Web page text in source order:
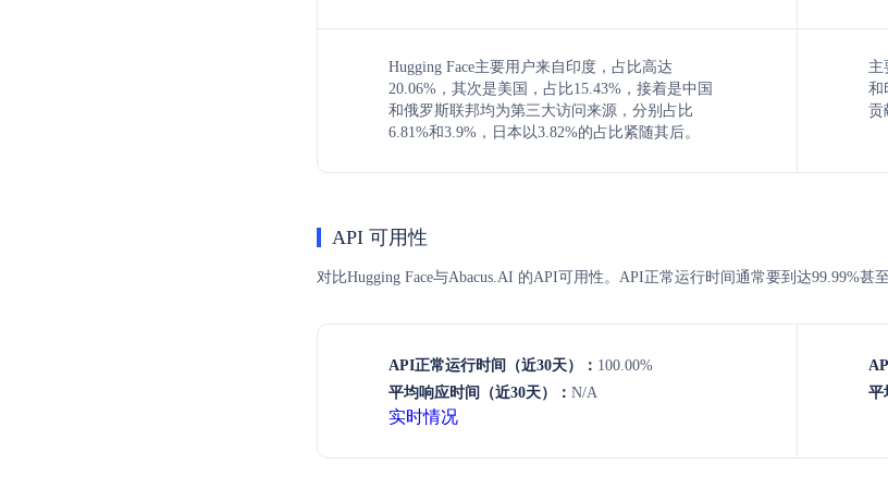
Hugging Face主要用户来自印度，占比高达
20.06%，其次是美国，占比15.43%，接着是中国
和俄罗斯联邦均为第三大访问来源，分别占比
6.81%和3.9%，日本以3.82%的占比紧随其后。
主
和
贡
API 可用性
对比Hugging Face与Abacus.AI 的API可用性。API正常运行时间通常要到达99.99%
API正常运行时间（近30天）： 100.00%
平均响应时间（近30天）： N/A
实时情况
平